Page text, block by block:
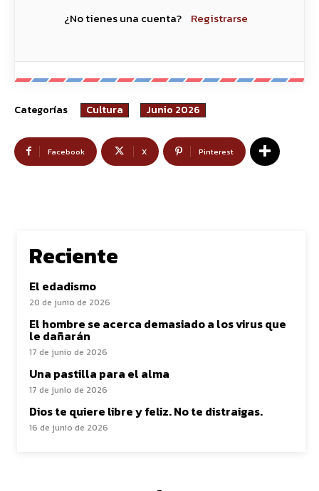
¿No tienes una cuenta? Registrarse
Categorías Cultura Junio 2026
Facebook X Pinterest
Reciente
El edadismo
20 de junio de 2026
El hombre se acerca demasiado a los virus que
le dañarán
17 de junio de 2026
Una pastilla para el alma
17 de junio de 2026
Dios te quiere libre y feliz. No te distraigas.
16 de junio de 2026